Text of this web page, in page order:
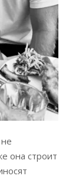
она строит